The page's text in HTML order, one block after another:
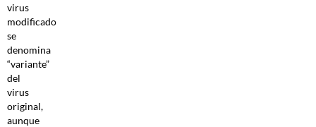
virus
modificado
se
denomina
“variante”
del
virus
original,
aunque